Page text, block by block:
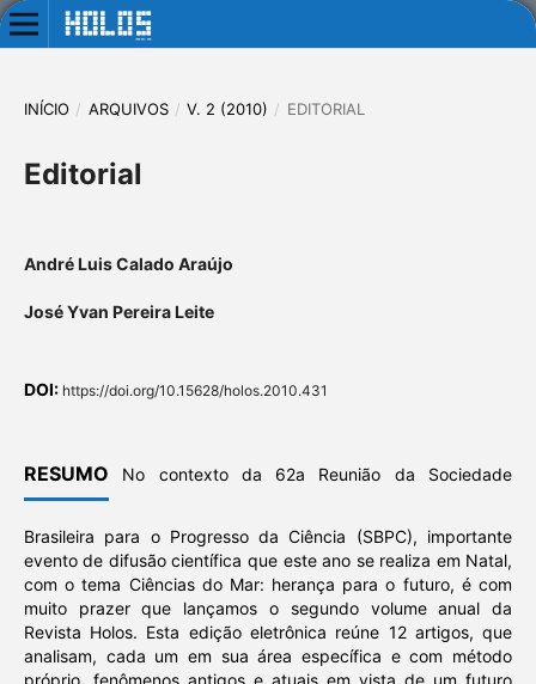
INÍCIO / ARQUIVOS / V. 2 (2010) / EDITORIAL
Editorial
André Luis Calado Araújo
José Yvan Pereira Leite
DOI: https://doi.org/10.15628/holos.2010.431
RESUMO No contexto da 62a Reunião da Sociedade
Brasileira para o Progresso da Ciência (SBPC), importante
evento de difusão científica que este ano se realiza em Natal,
com o tema Ciências do Mar: herança para o futuro, é com
muito prazer que lançamos o segundo volume anual da
Revista Holos. Esta edição eletrônica reúne 12 artigos, que
analisam, cada um em sua área específica e com método
próprio, fenômenos antigos e atuais em vista de um futuro